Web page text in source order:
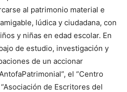
al patrimonio material e
lúdica y ciudadana, con
y niñas en edad escolar. En
de estudio, investigación y
de un accionar
el “Centro
de Escritores del